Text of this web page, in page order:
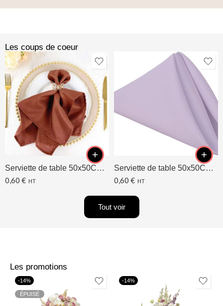
Les coups de coeur​
Serviette de table 50x50CM Terracotta
0,60 € HT
Serviette de table 50x50CM Lavande/Lilas
0,60 € HT
Tout voir
Les promotions
-14%
ÉPUISÉ
-14%